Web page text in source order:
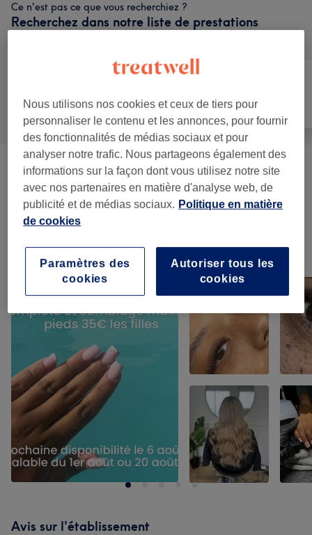
Ce n'est pas ce que vous recherchiez ?
Recherchez dans notre liste de prestations
Tout
Manucure et
Manucure (1) 15 €
Pose De Faux Ongles (2 ) à partir de 10 €
Notre travail
Appuyez sur l'image pour voir plus de détails
Avis sur l'établissement
Nous utilisons nos cookies et ceux de tiers pour
personnaliser le contenu et les annonces, pour fournir
des fonctionnalités de médias sociaux et pour
analyser notre trafic. Nous partageons également des
informations sur la façon dont vous utilisez notre site
avec nos partenaires en matière d'analyse web, de
publicité et de médias sociaux. Politique en matière
de cookies
Autoriser tous les
cookies
Paramètres des
cookies